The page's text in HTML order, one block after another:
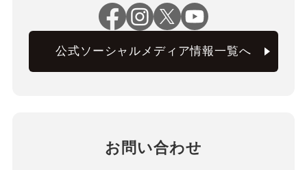
公式ソーシャルメディア情報一覧へ
お問い合わせ